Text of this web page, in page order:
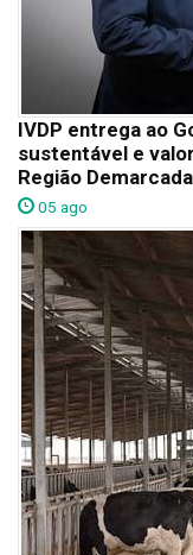
IVDP entrega ao
sustentável e
Região
05 ago